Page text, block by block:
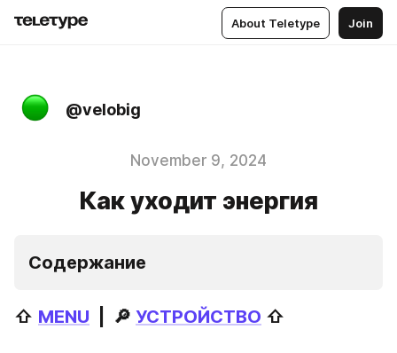
About Teletype Join
@velobig
November 9, 2024
Как уходит энергия
Содержание
⇧ MENU
  |  🔎
УСТРОЙСТВО ⇧